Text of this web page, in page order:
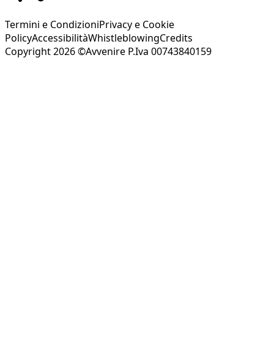
Termini e CondizioniPrivacy e Cookie
PolicyAccessibilitàWhistleblowingCredits
Copyright 2026 ©Avvenire P.Iva 00743840159